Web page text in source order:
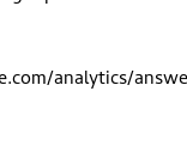
analytics/